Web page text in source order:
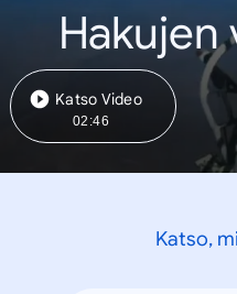
Hakujen
Katso Video
02:46
Katso,